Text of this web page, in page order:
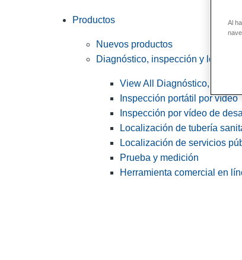
Productos
Nuevos productos
Diagnóstico, inspección y
View All Diagnóstico,
Inspección portátil por vídeo
Inspección por vídeo de
Localización de tubería
Localización de servicios
Prueba y medición
Herramienta comercial en
Al